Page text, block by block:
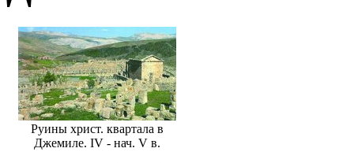
Руины христ. квартала в
Джемиле. IV - нач. V в.